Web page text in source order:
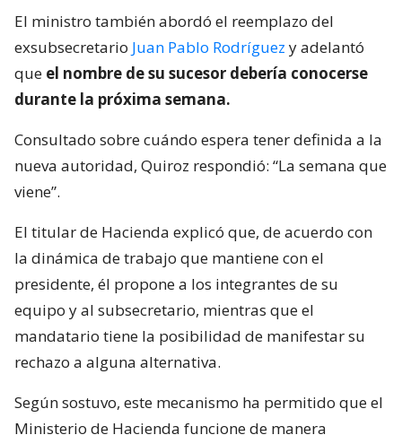
El ministro también abordó el reemplazo del
exsubsecretario Juan Pablo Rodríguez y adelantó
que el nombre de su sucesor debería conocerse
durante la próxima semana.
Consultado sobre cuándo espera tener definida a la
nueva autoridad, Quiroz respondió: “La semana que
viene”.
El titular de Hacienda explicó que, de acuerdo con
la dinámica de trabajo que mantiene con el
presidente, él propone a los integrantes de su
equipo y al subsecretario, mientras que el
mandatario tiene la posibilidad de manifestar su
rechazo a alguna alternativa.
Según sostuvo, este mecanismo ha permitido que el
Ministerio de Hacienda funcione de manera